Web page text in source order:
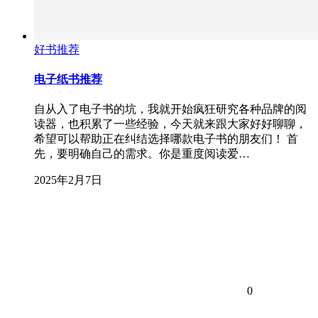
好书推荐
电子纸书推荐
自从入了电子书的坑，我就开始疯狂研究各种品牌的阅
读器，也积累了一些经验，今天就来跟大家好好聊聊，
希望可以帮助正在纠结选择哪款电子书的朋友们！ 首
先，要明确自己的需求。你是重度阅读爱…
2025年2月7日
0